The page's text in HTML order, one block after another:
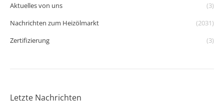
Aktuelles von uns
(3)
Nachrichten zum Heizölmarkt
(2031)
Zertifizierung
(3)
Letzte Nachrichten